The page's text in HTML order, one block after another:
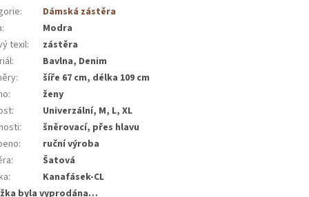
:
Dámská zástěra
:
Modra
texil:
zástěra
:
Bavlna, Denim
:
šíře 67 cm, délka 109 cm
:
ženy
:
Univerzální, M, L, XL
:
šněrovací, přes hlavu
:
ruční výroba
:
Šatová
:
Kanafásek-CL
byla vyprodána…